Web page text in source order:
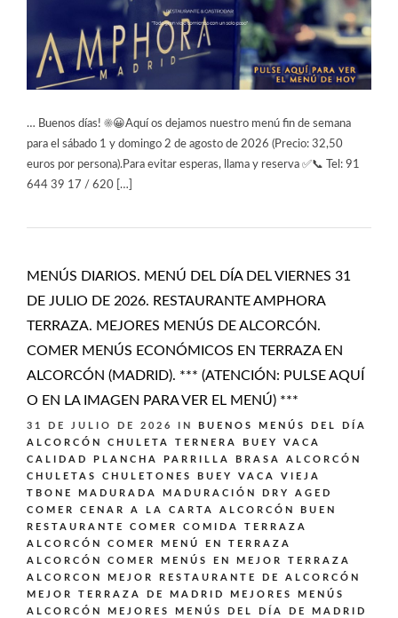
… Buenos días! ☀️😀Aquí os dejamos nuestro menú fin de semana
para el sábado 1 y domingo 2 de agosto de 2026 (Precio: 32,50
euros por persona).Para evitar esperas, llama y reserva ✅📞 Tel: 91
644 39 17 / 620 […]
MENÚS DIARIOS. MENÚ DEL DÍA DEL VIERNES 31
DE JULIO DE 2026. RESTAURANTE AMPHORA
TERRAZA. MEJORES MENÚS DE ALCORCÓN.
COMER MENÚS ECONÓMICOS EN TERRAZA EN
ALCORCÓN (MADRID). *** (ATENCIÓN: PULSE AQUÍ
O EN LA IMAGEN PARA VER EL MENÚ) ***
31 DE JULIO DE 2026 IN
BUENOS MENÚS DEL DÍA
ALCORCÓN
CHULETA TERNERA BUEY VACA
CALIDAD PLANCHA PARRILLA BRASA ALCORCÓN
CHULETAS CHULETONES BUEY VACA VIEJA
TBONE MADURADA MADURACIÓN DRY AGED
COMER CENAR A LA CARTA ALCORCÓN BUEN
RESTAURANTE
COMER COMIDA TERRAZA
ALCORCÓN
COMER MENÚ EN TERRAZA
ALCORCÓN
COMER MENÚS EN MEJOR TERRAZA
ALCORCON
MEJOR RESTAURANTE DE ALCORCÓN
MEJOR TERRAZA DE MADRID
MEJORES MENÚS
ALCORCÓN
MEJORES MENÚS DEL DÍA DE MADRID